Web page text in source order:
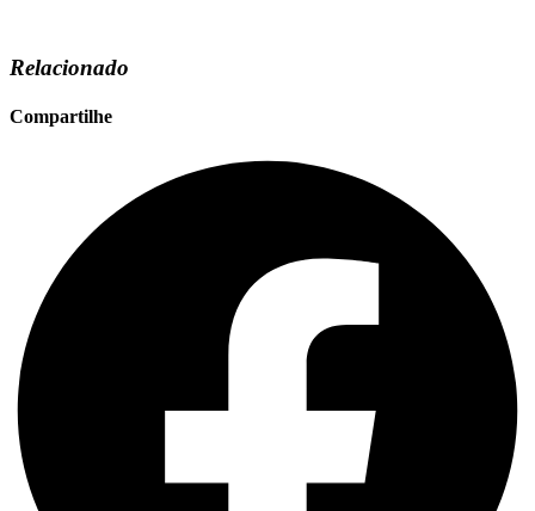
Relacionado
Compartilhe